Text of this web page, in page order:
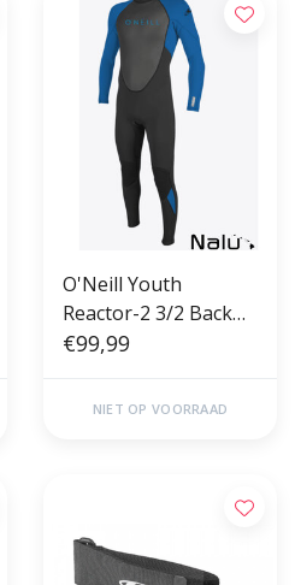
O'Neill Youth
Reactor-2 3/2 Back
Zip Full Black Ocean
€99,99
NIET OP VOORRAAD